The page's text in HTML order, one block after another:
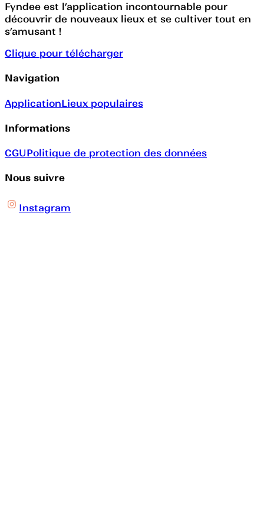
Fyndee est l’application incontournable pour
découvrir de nouveaux lieux et se cultiver tout en
s’amusant !
Clique pour télécharger
Navigation
ApplicationLieux populaires
Informations
CGUPolitique de protection des données
Nous suivre
Instagram